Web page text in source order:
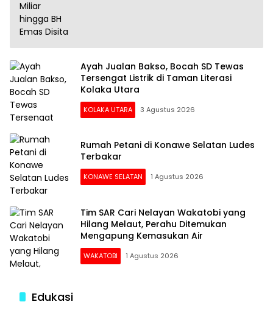
Ayah Jualan Bakso, Bocah SD Tewas
Tersengat Listrik di Taman Literasi
Kolaka Utara
KOLAKA UTARA 3 Agustus 2026
Rumah Petani di Konawe Selatan Ludes
Terbakar
KONAWE SELATAN 1 Agustus 2026
Tim SAR Cari Nelayan Wakatobi yang
Hilang Melaut, Perahu Ditemukan
Mengapung Kemasukan Air
WAKATOBI 1 Agustus 2026
Edukasi